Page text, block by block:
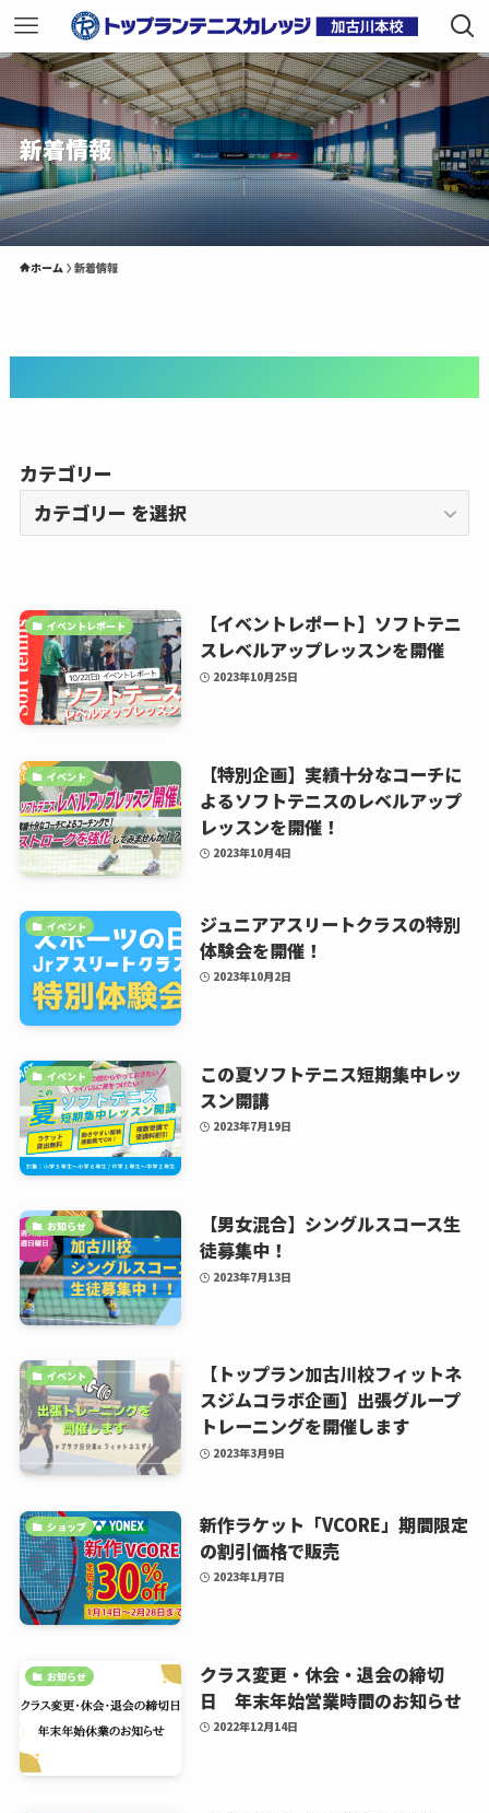
新着情報
ホーム 新着情報
カテゴリー
イベントレポート
【イベントレポート】ソフトテニ
スレベルアップレッスンを開催
2023年10月25日
イベント
【特別企画】実績十分なコーチに
よるソフトテニスのレベルアップ
レッスンを開催！
2023年10月4日
イベント
ジュニアアスリートクラスの特別
体験会を開催！
2023年10月2日
イベント
この夏ソフトテニス短期集中レッ
スン開講
2023年7月19日
お知らせ
【男女混合】シングルスコース生
徒募集中！
2023年7月13日
イベント
【トップラン加古川校フィットネ
スジムコラボ企画】出張グループ
トレーニングを開催します
2023年3月9日
ショップ
新作ラケット「VCORE」期間限定
の割引価格で販売
2023年1月7日
お知らせ
クラス変更・休会・退会の締切
日 年末年始営業時間のお知らせ
2022年12月14日